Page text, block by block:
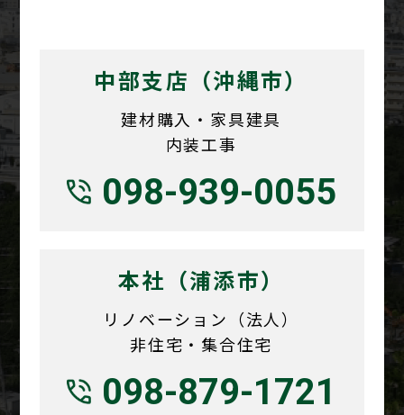
中部支店（沖縄市）
建材購入・家具建具
内装工事
098-939-0055
本社（浦添市）
リノベーション（法人）
非住宅・集合住宅
098-879-1721